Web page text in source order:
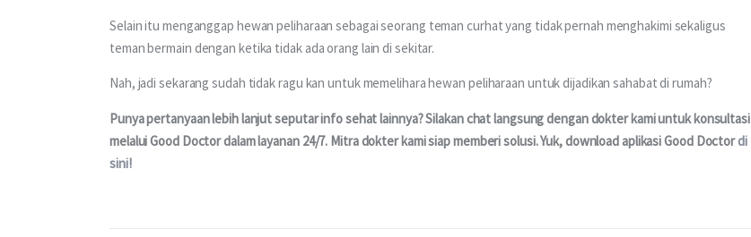
Selain itu menganggap hewan peliharaan sebagai seorang teman curhat yang tidak pernah menghakimi sekaligus
teman bermain dengan ketika tidak ada orang lain di sekitar.
Nah, jadi sekarang sudah tidak ragu kan untuk memelihara hewan peliharaan untuk dijadikan sahabat di rumah?
Punya pertanyaan lebih lanjut seputar info sehat lainnya? Silakan chat langsung dengan dokter kami untuk konsultasi
melalui Good Doctor dalam layanan 24/7. Mitra dokter kami siap memberi solusi. Yuk, download aplikasi Good Doctor di
sini!